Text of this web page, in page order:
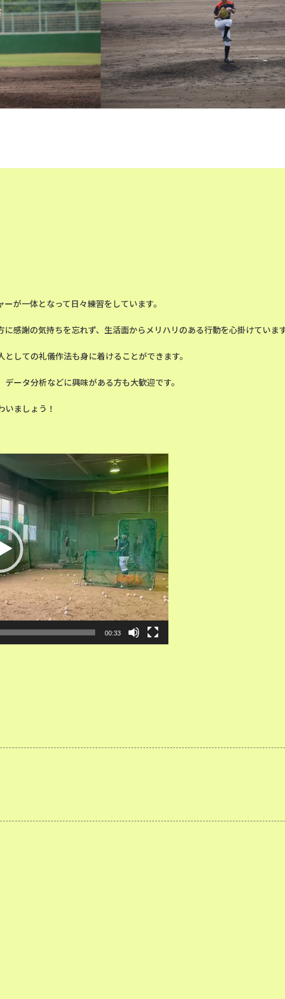
が一体となって日々練習をしています。
感謝の気持ちを忘れず、生活面からメリハリのある行動を心掛けていま
しての礼儀作法も身に着けることができます。
ータ分析などに興味がある方も大歓迎です。
ましょう！
00:33